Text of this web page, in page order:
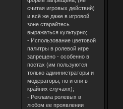
считая игровых действий)
и всё же даже в игровой
зоне старайтесь
выражаться культурно;
- Использование цветовой
палитры в ролевой игре
запрещено - особенно в
постах (им пользуются
только администраторы и
модераторы, но и они в
крайних случаях);
- Реклама ролевых в
любом ее проявлении